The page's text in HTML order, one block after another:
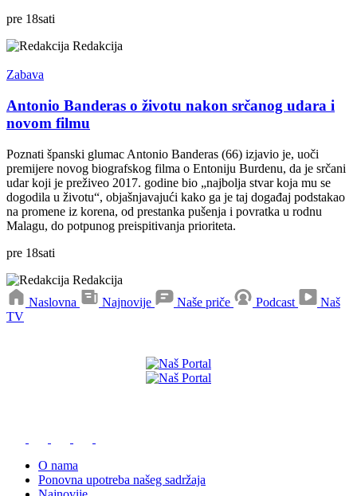
pre 18sati
Redakcija
Zabava
Antonio Banderas o životu nakon srčanog udara i
novom filmu
Poznati španski glumac Antonio Banderas (66) izjavio je, uoči
premijere novog biografskog filma o Entoniju Burdenu, da je srčani
udar koji je preživeo 2017. godine bio „najbolja stvar koja mu se
dogodila u životu“, objašnjavajući kako ga je taj događaj podstakao
na promene iz korena, od prestanka pušenja i povratka u rodnu
Malagu, do potpunog preispitivanja prioriteta.
pre 18sati
Redakcija
Naslovna
Najnovije Naše priče Podcast
Naš
TV
O nama
Ponovna upotreba našeg sadržaja